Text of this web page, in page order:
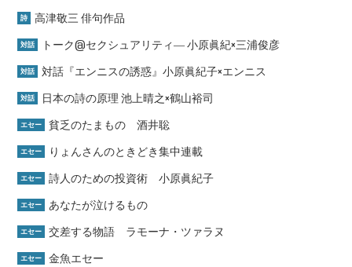
詩 高津敬三 俳句作品
対話 トーク@セクシュアリティ― 小原眞紀×三浦俊彦
対話 対話『エンニスの誘惑』小原眞紀子×エンニス
対話 日本の詩の原理 池上晴之×鶴山裕司
エセー 貧乏のたまもの 酒井聡
エセー りょんさんのときどき集中連載
エセー 詩人のための投資術 小原眞紀子
エセー あなたが泣けるもの
エセー 交差する物語 ラモーナ・ツァラヌ
エセー 金魚エセー